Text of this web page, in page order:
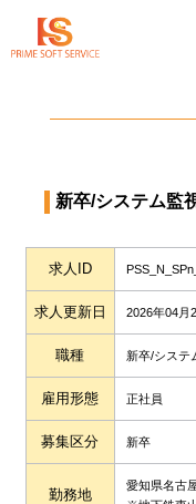
新卒/システム監
求人ID
求人更新日 2026年04月
職種 新卒/システ
雇用形態 正社員
募集区分 新卒
勤務地
愛知県名古